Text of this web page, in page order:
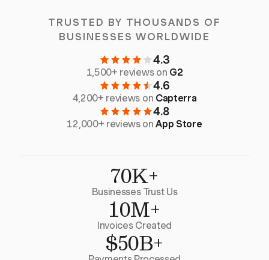
TRUSTED BY THOUSANDS OF
BUSINESSES WORLDWIDE
4.3
1,500+ reviews on G2
4.6
4,200+ reviews on Capterra
4.8
12,000+ reviews onApp Store
70K+
Businesses Trust Us
10M+
Invoices Created
$50B+